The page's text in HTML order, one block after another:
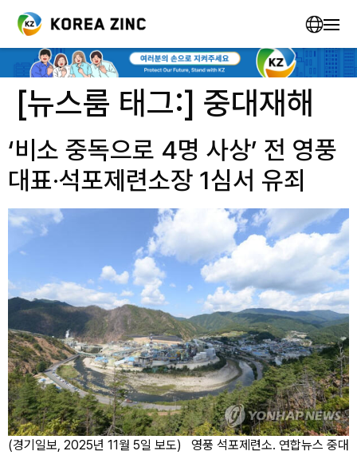
[뉴스룸 태그:] 중대재해
‘비소 중독으로 4명 사상’ 전 영풍
대표·석포제련소장 1심서 유죄
(경기일보, 2025년 11월 5일 보도) 영풍 석포제련소. 연합뉴스 중대